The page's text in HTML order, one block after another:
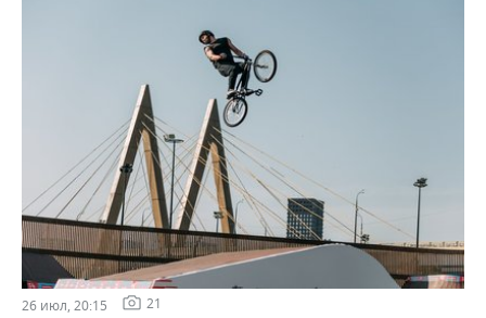
26 июл, 20:15 21